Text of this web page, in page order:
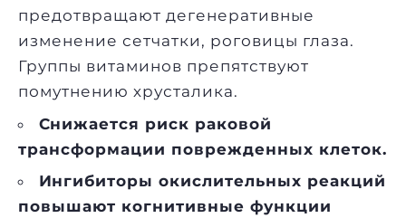
предотвращают дегенеративные
изменение сетчатки, роговицы глаза.
Группы витаминов препятствуют
помутнению хрусталика.
Снижается риск раковой
трансформации поврежденных клеток.
Ингибиторы окислительных реакций
повышают когнитивные функции